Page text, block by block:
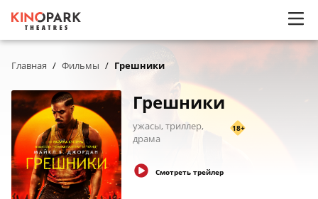
Главная / Фильмы / Грешники
Грешники
ужасы, триллер,
драма
18+
Смотреть трейлер